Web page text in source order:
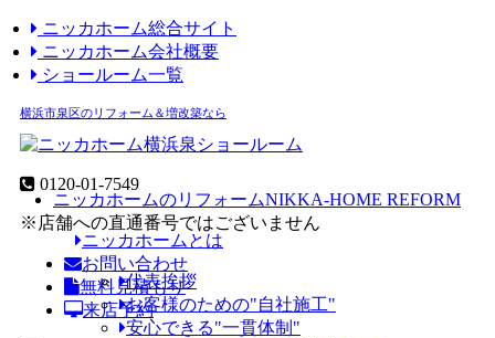
ニッカホーム総合サイト
ニッカホーム会社概要
ショールーム一覧
横浜市泉区のリフォーム＆増改築なら
0120-01-7549
※店舗への直通番号ではございません
お問い合わせ
無料見積もり
来店予約
ニッカホームのリフォームNIKKA-HOME REFORM
ニッカホームとは
代表挨拶
お客様のための"自社施工"
安心できる"一貫体制"